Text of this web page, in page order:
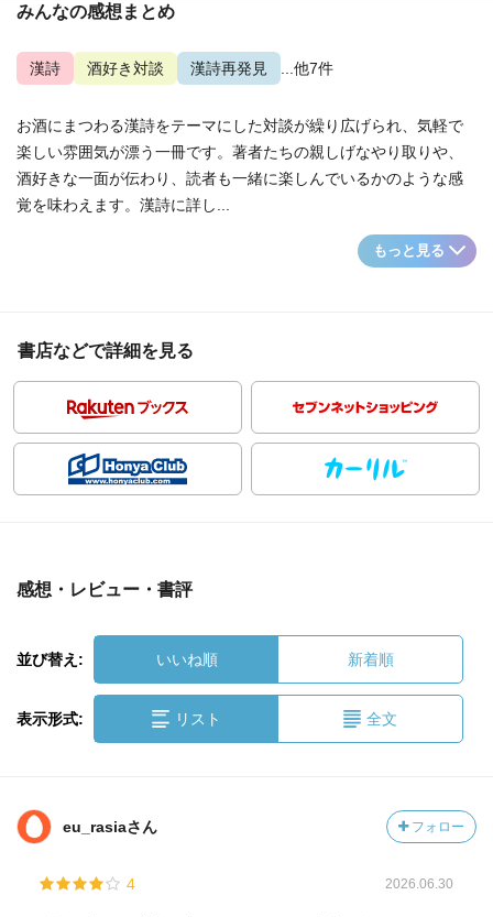
みんなの感想まとめ
漢詩 酒好き対談 漢詩再発見 ...他7件
お酒にまつわる漢詩をテーマにした対談が繰り広げられ、気軽で
楽しい雰囲気が漂う一冊です。著者たちの親しげなやり取りや、
酒好きな一面が伝わり、読者も一緒に楽しんでいるかのような感
覚を味わえます。漢詩に詳し...
もっと見る
書店などで詳細を見る
感想・レビュー・書評
並び替え: いいね順 新着順
表示形式: リスト 全文
eu_rasiaさん フォロー
4 2026.06.30